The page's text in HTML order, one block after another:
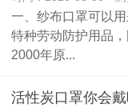
一、纱布口罩可以
特种劳动防护用品
2000年原...
活性炭口罩你会